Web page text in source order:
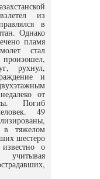
из
в
Однако
пламя
стал
рухнул,
и
от
Погиб
49
тяжелом
шестеро
о
учитывая